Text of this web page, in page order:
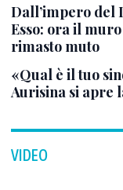
Dall’impero del
Esso: ora il
rimasto muto
«Qual è il tuo
Aurisina si apre
VIDEO